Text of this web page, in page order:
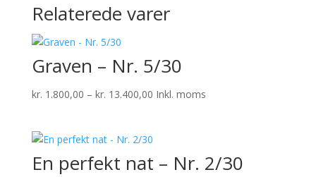
Relaterede varer
Graven – Nr. 5/30
kr. 1.800,00 – kr. 13.400,00Prisinterval:
kr. 13.400,00
Inkl. moms
En perfekt nat – Nr. 2/30